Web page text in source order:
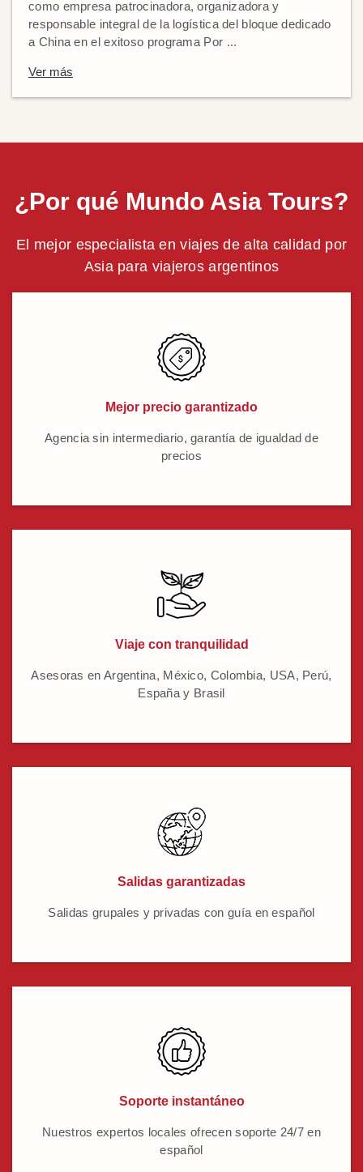
como empresa patrocinadora, organizadora y
responsable integral de la logística del bloque dedicado
a China en el exitoso programa Por ...
Ver más
¿Por qué Mundo Asia Tours?
El mejor especialista en viajes de alta calidad por
Asia para viajeros argentinos
Mejor precio garantizado
Agencia sin intermediario, garantía de igualdad de
precios
Viaje con tranquilidad
Asesoras en Argentina, México, Colombia, USA, Perú,
España y Brasil
Salidas garantizadas
Salidas grupales y privadas con guía en español
Soporte instantáneo
Nuestros expertos locales ofrecen soporte 24/7 en
español